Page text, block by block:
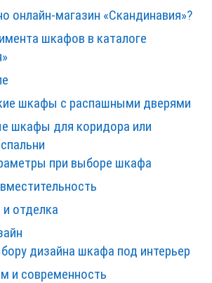
онлайн-магазин «Скандинавия»?
шкафов в каталоге
шкафы с распашными дверями
шкафы для коридора или
при выборе шкафа
отделка
дизайна шкафа под интерьер
и современность